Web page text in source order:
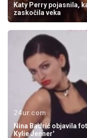
Katy Perry pojasnila,
zaskočila veka
24ur.com
Nina Badrić objavila
Kylie Jenner'